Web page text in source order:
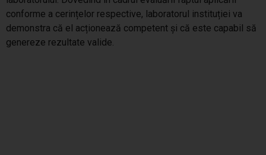
conforme a cerințelor respective, laboratorul instituției va
demonstra că el acționează competent și că este capabil să
genereze rezultate valide.